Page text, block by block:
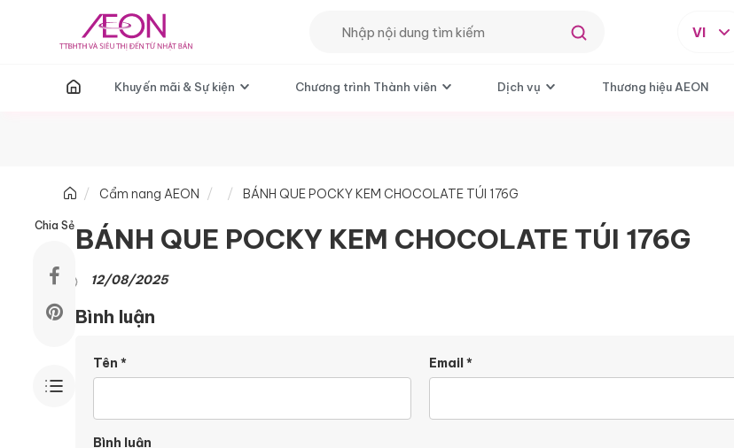
VI
T Khuyến mãi & Sự kiện Chương trình Thành viên Dịch vụ Thương hiệu AEON
Cẩm nang AEON BÁNH QUE POCKY KEM CHOCOLATE TÚI 176G
Chia Sẻ BÁNH QUE POCKY KEM CHOCOLATE TÚI 176G
12/08/2025
Bình luận
Tên * Email*
Bình luận